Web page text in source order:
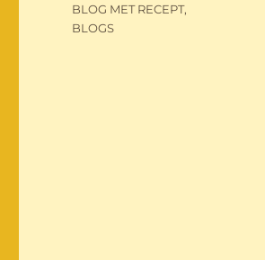
Categorieën
BLOG MET RECEPT,
BLOGS